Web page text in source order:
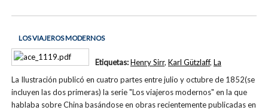
LOS VIAJEROS MODERNOS
La Ilustración publicó en cuatro partes entre julio y octubre de 1852(se
incluyen las dos primeras) la serie "Los viajeros modernos" en la que
hablaba sobre China basándose en obras recientemente publicadas en
Etiquetas:Henry Sirr, Karl Gützlaff, La